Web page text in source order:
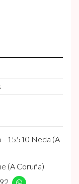
- 15510 Neda (A
(A Coruña)